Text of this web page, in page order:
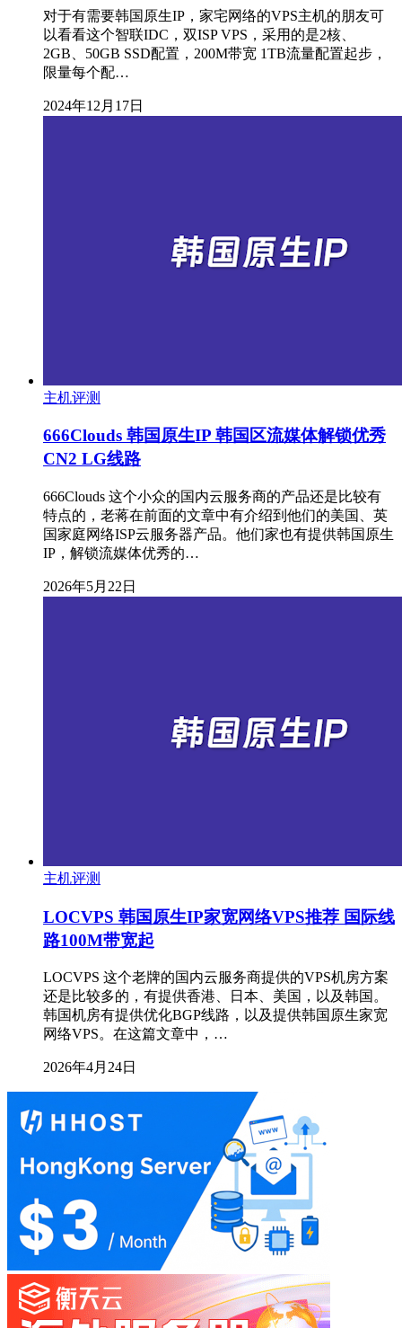
对于有需要韩国原生IP，家宅网络的VPS主机的朋友可
以看看这个智联IDC，双ISP VPS，采用的是2核、
2GB、50GB SSD配置，200M带宽 1TB流量配置起步，
限量每个配…
2024年12月17日
主机评测
666Clouds 韩国原生IP 韩国区流媒体解锁优秀
CN2 LG线路
666Clouds 这个小众的国内云服务商的产品还是比较有
特点的，老蒋在前面的文章中有介绍到他们的美国、英
国家庭网络ISP云服务器产品。他们家也有提供韩国原生
IP，解锁流媒体优秀的…
2026年5月22日
主机评测
LOCVPS 韩国原生IP家宽网络VPS推荐 国际线
路100M带宽起
LOCVPS 这个老牌的国内云服务商提供的VPS机房方案
还是比较多的，有提供香港、日本、美国，以及韩国。
韩国机房有提供优化BGP线路，以及提供韩国原生家宽
网络VPS。在这篇文章中，…
2026年4月24日